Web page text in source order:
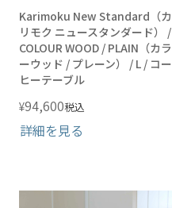
Karimoku New Standard（カ
リモク ニュースタンダード） /
COLOUR WOOD / PLAIN（カラ
ーウッド / プレーン） / L / コー
ヒーテーブル
¥94,600税込
詳細を見る